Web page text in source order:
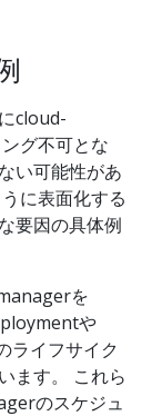
cloud-
グ不可とな
い可能性があ
に表面化する
要因の具体例
を
や
ライフサイク
ます。 これら
のスケジュ